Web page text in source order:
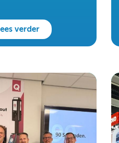
verder